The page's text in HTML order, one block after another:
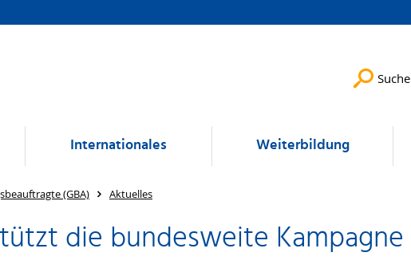
Suche
Internationales Weiterbildung
(GBA) Aktuelles
die bundesweite Kampagne